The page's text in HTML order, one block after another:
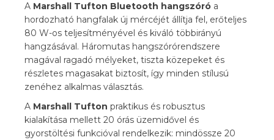
A Marshall Tufton Bluetooth hangszóró a
hordozható hangfalak új mércéjét állítja fel, erőteljes
80 W-os teljesítményével és kiváló többirányú
hangzásával. Háromutas hangszórórendszere
magával ragadó mélyeket, tiszta közepeket és
részletes magasakat biztosít, így minden stílusú
zenéhez alkalmas választás.
A Marshall Tufton praktikus és robusztus
kialakítása mellett 20 órás üzemidővel és
gyorstöltési funkcióval rendelkezik: mindössze 20